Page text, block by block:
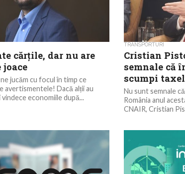
cărțile, dar nu are
joace
jucăm cu focul în timp ce
avertismentele! Dacă alții au
economiile după...
TRANSPORTURI
Cristian
semnale că
scumpi
Nu sunt semnale
România anul
CNAIR, Cristian